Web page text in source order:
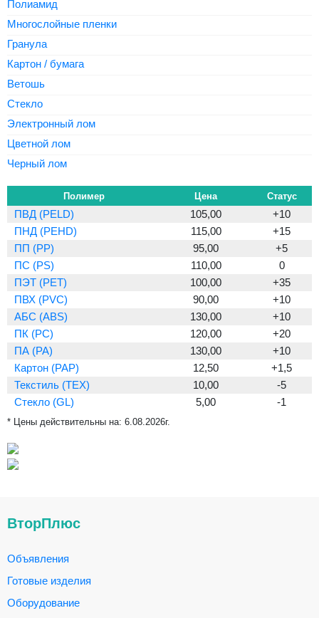
Полиамид
Многослойные пленки
Гранула
Картон / бумага
Ветошь
Стекло
Электронный лом
Цветной лом
Черный лом
Полимер Цена Статус
ПВД (PELD) 105,00
+10
ПНД (PEHD)
115,00
+15
ПП (PP)
95,00
+5
ПС (PS)
110,00
0
ПЭТ (PET)
100,00
+35
ПВХ (PVC)
90,00
+10
АБС (ABS)
130,00
+10
ПК (PC)
120,00
+20
ПА (PA)
130,00
+10
Картон (PAP)
12,50
+1,5
Текстиль (TEX)
10,00
-5
Стекло (GL)
5,00 -1
* Цены действительны на: 6.08.2026г.
ВторПлюс
Объявления
Готовые изделия
Оборудование